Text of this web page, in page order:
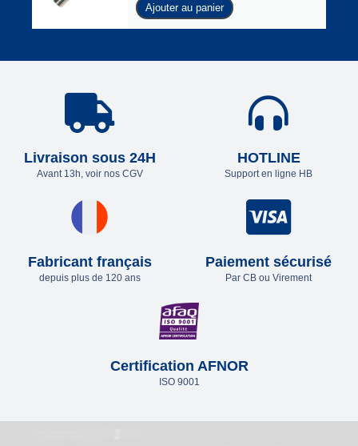
Ajouter au panier
Livraison sous 24H
Avant 13h, voir nos CGV
HOTLINE
Support en ligne HB
Fabricant français
depuis plus de 120 ans
Paiement sécurisé
Par CB ou Virement
Certification AFNOR
ISO 9001